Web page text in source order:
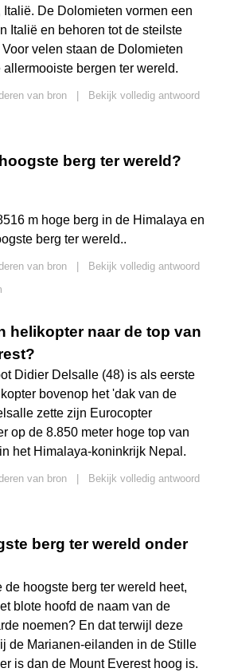
De Dolomieten vormen een
Italië en behoren tot de steilste
velen staan de Dolomieten
bergen ter wereld.
van bron
Bekijk volledig antwoord
berg ter wereld?
m hoge berg in de Himalaya en
berg ter wereld..
van bron
Bekijk volledig antwoord
helikopter naar de top van
Didier Delsalle (48) is als eerste
bovenop het 'dak van de
zette zijn Eurocopter
op de 8.850 meter hoge top van
het Himalaya-koninkrijk Nepal.
van bron
Bekijk volledig antwoord
berg ter wereld onder
de hoogste berg ter wereld heet,
blote hoofd de naam van de
noemen? En dat terwijl deze
de Marianen-eilanden in de Stille
is dan de Mount Everest hoog is.